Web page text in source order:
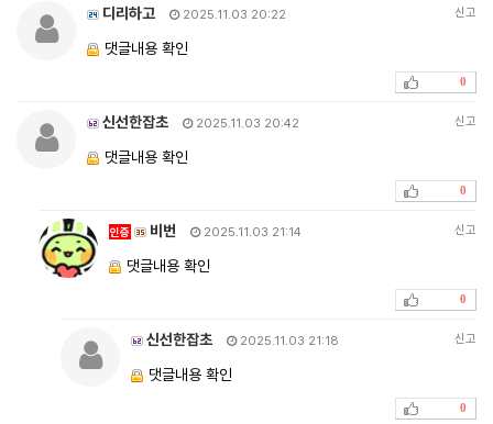
디리하고 2025.11.03 20:22 신고
댓글내용 확인
0
신선한잡초 2025.11.03 20:42 신고
댓글내용 확인
0
인증 비번 2025.11.03 21:14 신고
댓글내용 확인
0
신선한잡초 2025.11.03 21:18 신고
댓글내용 확인
0